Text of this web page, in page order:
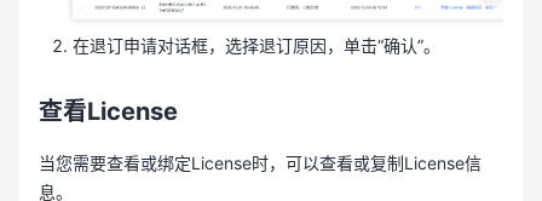
在退订申请对话框，选择退订原因，单击“确认”。
查看License
当您需要查看或绑定License时，可以查看或复制License信
息。